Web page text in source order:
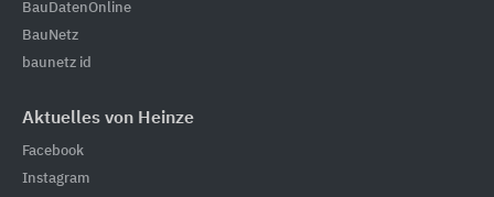
BauDatenOnline
BauNetz
baunetz id
Aktuelles von Heinze
Facebook
Instagram